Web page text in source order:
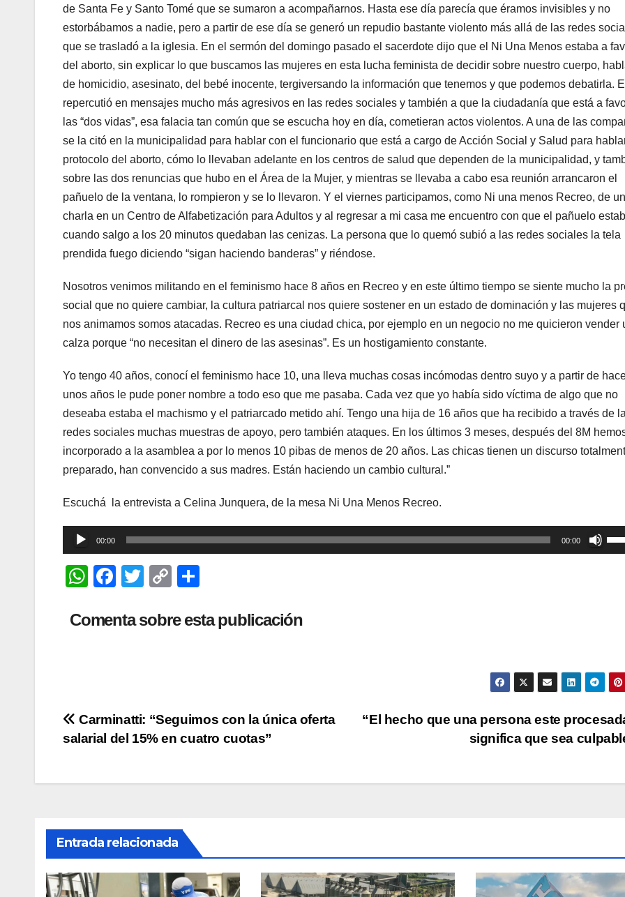
de Santa Fe y Santo Tomé que se sumaron a acompañarnos. Hasta ese día parecía que éramos invisibles y no
estorbábamos a nadie, pero a partir de ese día se generó un repudio bastante violento más allá de las redes
que se trasladó a la iglesia. En el sermón del domingo pasado el sacerdote dijo que el Ni Una Menos estaba a
del aborto, sin explicar lo que buscamos las mujeres en esta lucha feminista de decidir sobre nuestro cuerpo,
de homicidio, asesinato, del bebé inocente, tergiversando la información que tenemos y que podemos debatirla.
repercutió en mensajes mucho más agresivos en las redes sociales y también a que la ciudadanía que está a
las “dos vidas”, esa falacia tan común que se escucha hoy en día, cometieran actos violentos. A una de las
se la citó en la municipalidad para hablar con el funcionario que está a cargo de Acción Social y Salud para
protocolo del aborto, cómo lo llevaban adelante en los centros de salud que dependen de la municipalidad, y
sobre las dos renuncias que hubo en el Área de la Mujer, y mientras se llevaba a cabo esa reunión arrancaron el
pañuelo de la ventana, lo rompieron y se lo llevaron. Y el viernes participamos, como Ni una menos Recreo, de
charla en un Centro de Alfabetización para Adultos y al regresar a mi casa me encuentro con que el pañuelo
cuando salgo a los 20 minutos quedaban las cenizas. La persona que lo quemó subió a las redes sociales la tela
prendida fuego diciendo “sigan haciendo banderas” y riéndose.
Nosotros venimos militando en el feminismo hace 8 años en Recreo y en este último tiempo se siente mucho la
social que no quiere cambiar, la cultura patriarcal nos quiere sostener en un estado de dominación y las mujeres
nos animamos somos atacadas. Recreo es una ciudad chica, por ejemplo en un negocio no me quicieron vender
calza porque “no necesitan el dinero de las asesinas”. Es un hostigamiento constante.
Yo tengo 40 años, conocí el feminismo hace 10, una lleva muchas cosas incómodas dentro suyo y a partir de
unos años le pude poner nombre a todo eso que me pasaba. Cada vez que yo había sido víctima de algo que no
deseaba estaba el machismo y el patriarcado metido ahí. Tengo una hija de 16 años que ha recibido a través de
redes sociales muchas muestras de apoyo, pero también ataques. En los últimos 3 meses, después del 8M
incorporado a la asamblea a por lo menos 10 pibas de menos de 20 años. Las chicas tienen un discurso
preparado, han convencido a sus madres. Están haciendo un cambio cultural.”
Escuchá la entrevista a Celina Junquera, de la mesa Ni Una Menos Recreo.
Reproductor
de
audio
00:00 00:00
las
el
W
at
F
c
k
T
tt
C
p
m
Comenta sobre esta publicación
Navegación
entradas
“El hecho que una persona este
significa que sea
Carminatti: “Seguimos con la única oferta
salarial del 15% en cuatro cuotas”
Entrada relacionada